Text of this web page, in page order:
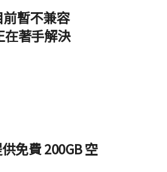
暫不兼容
在著手解決
免費 200GB 空